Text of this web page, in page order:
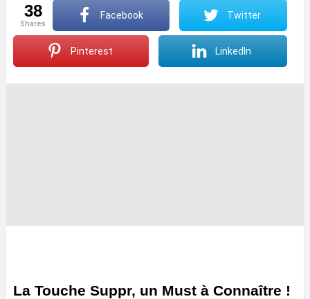
38
shares
Facebook Twitter
Pinterest LinkedIn
La Touche Suppr, un Must à Connaître !